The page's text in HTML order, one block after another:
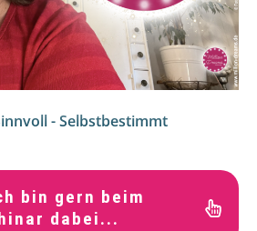
- Selbstbestimmt
bin gern beim
dabei...